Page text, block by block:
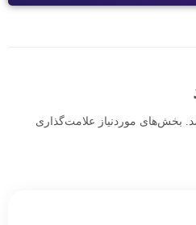
بخش‌های موردنیاز علامت‌گذاری